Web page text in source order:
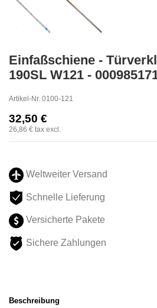
Einfaßschiene -
190SL W121 -
Artikel-Nr. 0100-121
32,50 €
26,86 € tax excl.
Weltweiter Versand
Schnelle Lieferung
Versicherte Pakete
Sichere Zahlungen
Beschreibung